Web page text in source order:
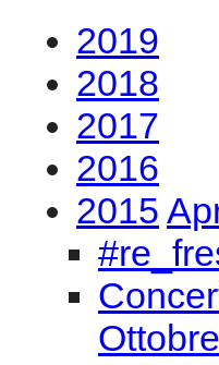
2019
2018
2017
2016
2015